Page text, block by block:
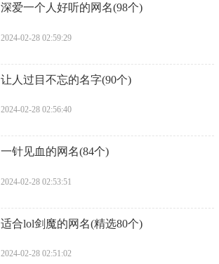
​深爱一个人好听的网名(98个)
2024-02-28 02:59:29
​让人过目不忘的名字(90个)
2024-02-28 02:56:40
​一针见血的网名(84个)
2024-02-28 02:53:51
​适合lol剑魔的网名(精选80个)
2024-02-28 02:51:02